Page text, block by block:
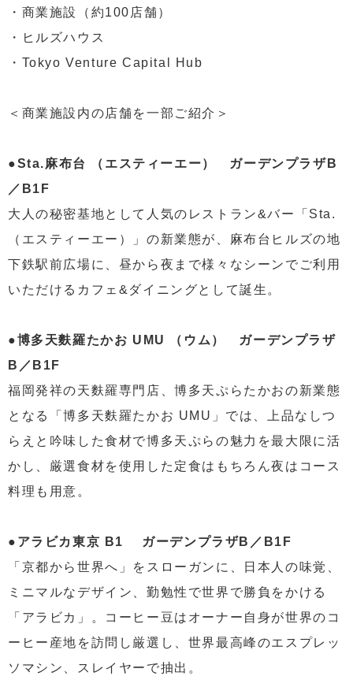
・商業施設（約100店舗）
・ヒルズハウス
・Tokyo Venture Capital Hub
＜商業施設内の店舗を一部ご紹介＞
●Sta.麻布台 （エスティーエー） ガーデンプラザB
／B1F
大人の秘密基地として人気のレストラン&バー「Sta.
（エスティーエー）」の新業態が、麻布台ヒルズの地
下鉄駅前広場に、昼から夜まで様々なシーンでご利用
いただけるカフェ&ダイニングとして誕生。
●博多天麩羅たかお UMU （ウム） ガーデンプラザ
B／B1F
福岡発祥の天麩羅専門店、博多天ぷらたかおの新業態
となる「博多天麩羅たかお UMU」では、上品なしつ
らえと吟味した食材で博多天ぷらの魅力を最大限に活
かし、厳選食材を使用した定食はもちろん夜はコース
料理も用意。
●アラビカ東京 B1 ガーデンプラザB／B1F
「京都から世界へ」をスローガンに、日本人の味覚、
ミニマルなデザイン、勤勉性で世界で勝負をかける
「アラビカ」。コーヒー豆はオーナー自身が世界のコ
ーヒー産地を訪問し厳選し、世界最高峰のエスプレッ
ソマシン、スレイヤーで抽出。